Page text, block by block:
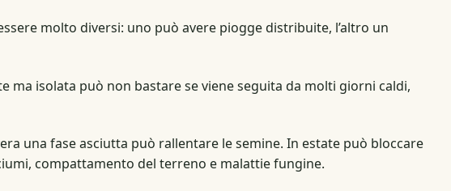
molto diversi: uno può avere piogge distribuite, l’altro un
ma isolata può non bastare se viene seguita da molti giorni caldi,
una fase asciutta può rallentare le semine. In estate può bloccare
compattamento del terreno e malattie fungine.